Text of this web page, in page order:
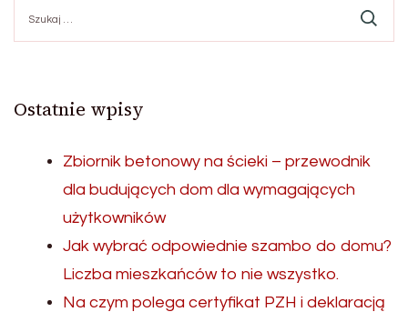
Ostatnie wpisy
Zbiornik betonowy na ścieki – przewodnik
dla budujących dom dla wymagających
użytkowników
Jak wybrać odpowiednie szambo do domu?
Liczba mieszkańców to nie wszystko.
Na czym polega certyfikat PZH i deklaracją